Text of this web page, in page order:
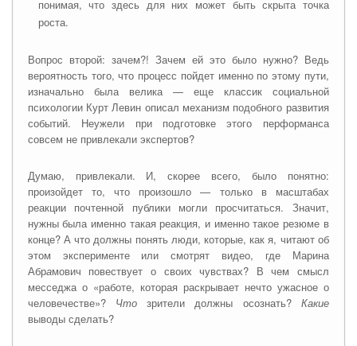
понимая, что здесь для них может быть скрыта точка
роста.
Вопрос второй: зачем?! Зачем ей это было нужно? Ведь
вероятность того, что процесс пойдет именно по этому пути,
изначально была велика — еще классик социальной
психологии Курт Левин описал механизм подобного развития
событий. Неужели при подготовке этого перформанса
совсем не привлекали экспертов?
Думаю, привлекали. И, скорее всего, было понятно:
произойдет то, что произошло — только в масштабах
реакции почтенной публики могли просчитаться. Значит,
нужны была именно такая реакция, и именно такое резюме в
конце? А что должны понять люди, которые, как я, читают об
этом эксперименте или смотрят видео, где Марина
Абрамович повествует о своих чувствах? В чем смысл
месседжа о «работе, которая раскрывает нечто ужасное о
человечестве»? Чтозрители должны осознать? Какие
выводы сделать?